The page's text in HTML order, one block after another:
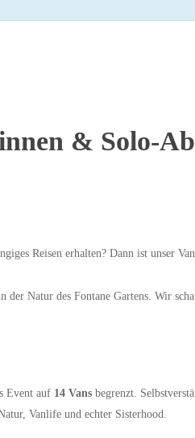
& Solo-
Reisen erhalten? Dann ist unser
Natur des Fontane Gartens. Wir
Event auf 14 Vans begrenzt.
Vanlife und echter Sisterhood.